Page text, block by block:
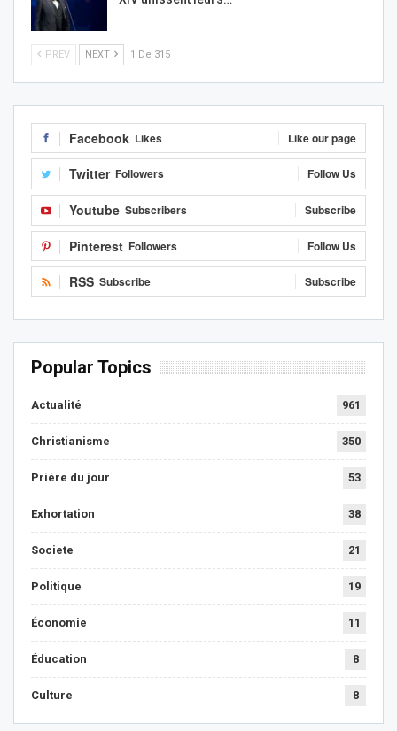
PREV NEXT 1 De 315
Facebook Likes Like our page
Twitter Followers Follow Us
Youtube Subscribers Subscribe
Pinterest Followers Follow Us
RSS Subscribe Subscribe
Popular Topics
Actualité 961
Christianisme 350
Prière du jour 53
Exhortation 38
Societe 21
Politique 19
Économie 11
Éducation 8
Culture 8